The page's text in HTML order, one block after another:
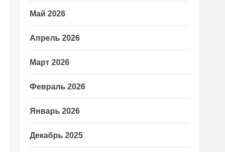
Май 2026
Апрель 2026
Март 2026
Февраль 2026
Январь 2026
Декабрь 2025